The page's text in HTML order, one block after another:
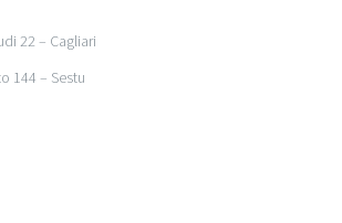
22 – Cagliari
144 – Sestu